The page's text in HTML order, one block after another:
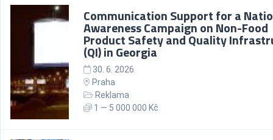
Communication Support for a
Awareness Campaign on Non-Food
Product Safety and Quality
(QI) in Georgia
30. 6. 2026
Praha
Reklama
1 — 5 000 000 Kč